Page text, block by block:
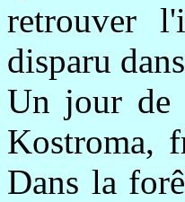
retrouver
disparu
Un jour de
Kostroma,
Dans la